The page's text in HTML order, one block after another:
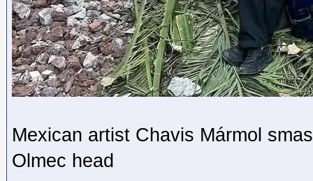
Mexican artist Chavis Mármol
Olmec head